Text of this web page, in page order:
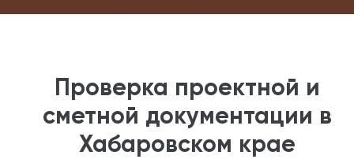
Проверка проектной и
сметной документации в
Хабаровском крае